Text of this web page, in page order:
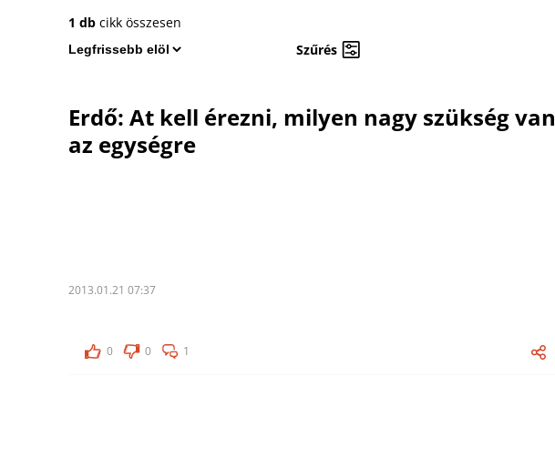
1 db cikk összesen
Szűrés
Erdő: At kell érezni, milyen nagy szükség van
az egységre
2013.01.21 07:37
0 0 1